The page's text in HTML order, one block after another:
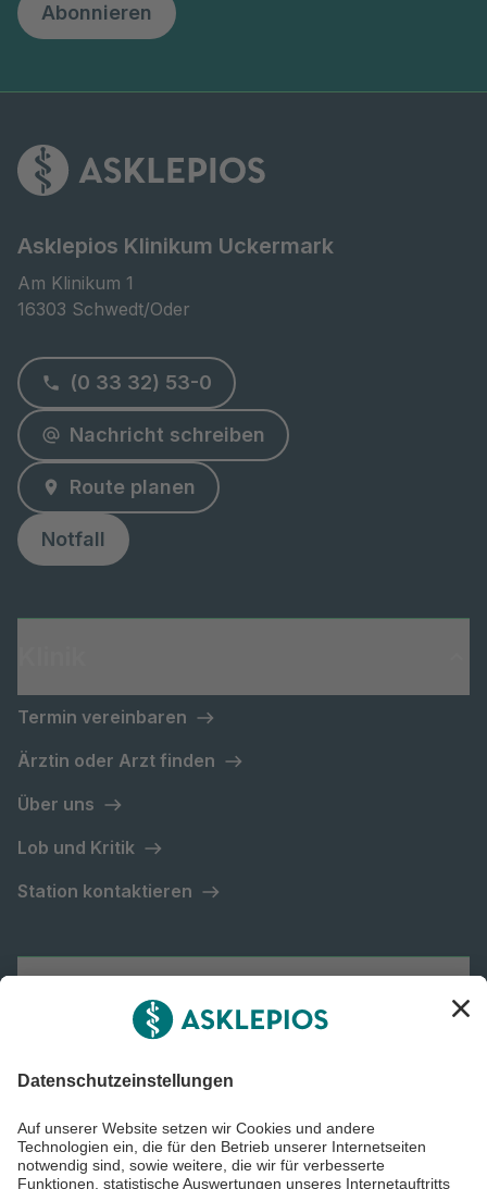
Abonnieren
Asklepios Klinikum Uckermark
Am Klinikum 1
16303 Schwedt/Oder
(0 33 32) 53-0
Nachricht schreiben
Route planen
Notfall
Termin vereinbaren
Ärztin oder Arzt finden
Über uns
Lob und Kritik
Station kontaktieren
Asklepios Gruppe